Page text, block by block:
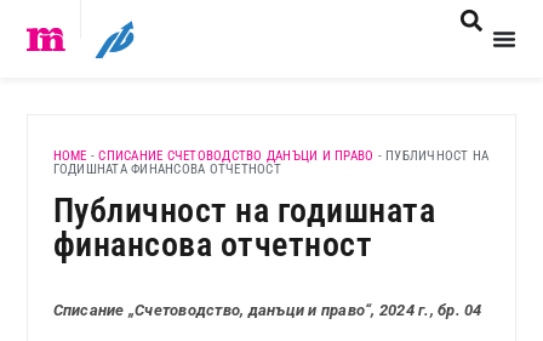
HOME -СПИСАНИЕ СЧЕТОВОДСТВО ДАНЪЦИ И ПРАВО - ПУБЛИЧНОСТ НА
ГОДИШНАТА ФИНАНСОВА ОТЧЕТНОСТ
Публичност на годишната
финансова отчетност
Списание „Счетоводство, данъци и право“, 2024 г., бр. 04